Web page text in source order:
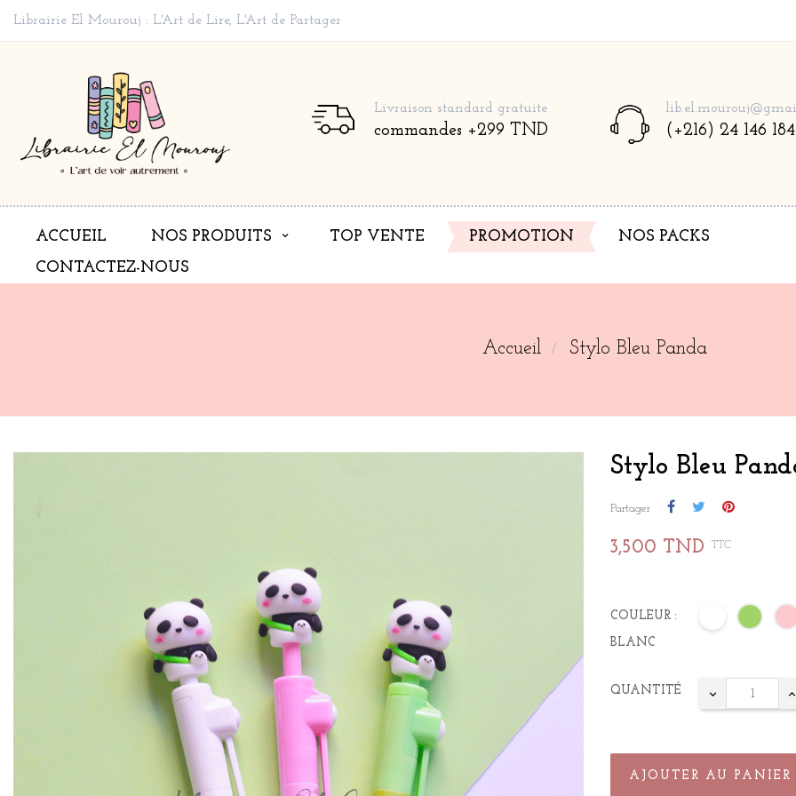
Librairie El Mourouj : L'Art de Lire, L'Art de Partager
Livraison standard gratuite
commandes +299 TND (+216) 24 146 184
ACCUEIL NOS PRODUITS TOP VENTE PROMOTION
NOS PACKS
CONTACTEZ-NOUS
Accueil Stylo Bleu Panda
Stylo Bleu
Partager
3,500 TND TTC
COULEUR :
BLANC
QUANTITÉ
AJOUTER AU PANIER